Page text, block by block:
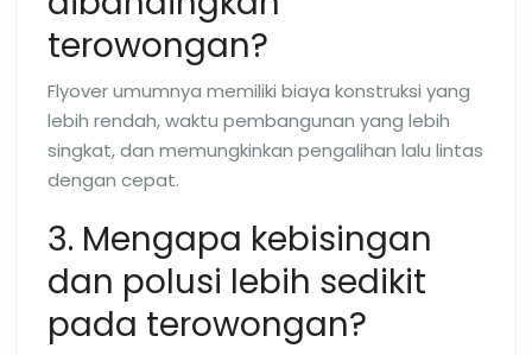
terowongan?
Flyover umumnya memiliki biaya konstruksi yang
lebih rendah, waktu pembangunan yang lebih
singkat, dan memungkinkan pengalihan lalu lintas
dengan cepat.
3. Mengapa kebisingan
dan polusi lebih sedikit
pada terowongan?